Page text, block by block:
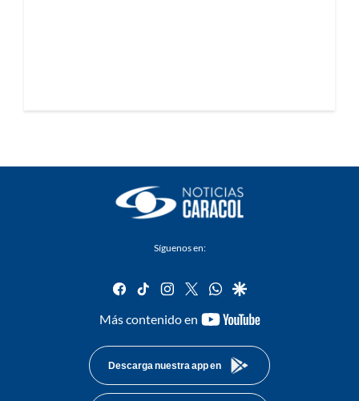
Síguenos en:
facebook
tiktok instagram
twitterwhatsapp
google
Más contenido en
youtube-
Descarga nuestra app en